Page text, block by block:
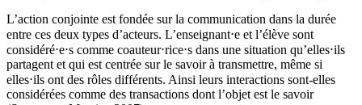
L’action conjointe est fondée sur la communication dans la durée
entre ces deux types d’acteurs. L’enseignant⋅e et l’élève sont
considéré⋅e⋅s comme coauteur⋅rice⋅s dans une situation qu’elles⋅ils
partagent et qui est centrée sur le savoir à transmettre, même si
elles⋅ils ont des rôles différents. Ainsi leurs interactions sont-elles
considérées comme des transactions dont l’objet est le savoir